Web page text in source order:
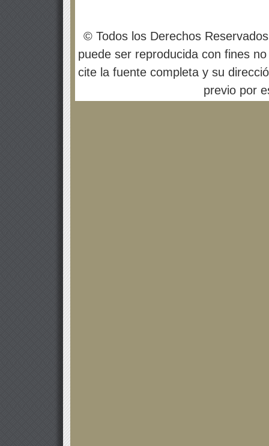
© Todos los Derechos
puede ser reproducida con fines
cite la fuente completa y su
previo por